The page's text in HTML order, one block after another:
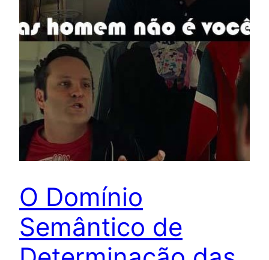
O Domínio
Semântico de